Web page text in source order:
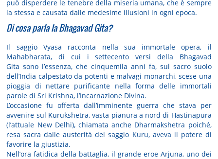
può disperdere le tenebre della miseria umana, che è sempre
la stessa e causata dalle medesime illusioni in ogni epoca.
Di cosa parla la Bhagavad Gita?
Il saggio Vyasa racconta nella sua immortale opera, il
Mahabharata, di cui i settecento versi della Bhagavad
Gita sono l’essenza, che cinquemila anni fa, sul sacro suolo
dell’India calpestato da potenti e malvagi monarchi, scese una
pioggia di nettare purificante nella forma delle immortali
parole di Sri Krishna, l’Incarnazione Divina.
L’occasione fu offerta dall’imminente guerra che stava per
avvenire sul Kurukshetra, vasta pianura a nord di Hastina­pura
(l’attuale New Delhi), chiamata anche Dharmakshetra poiché,
resa sacra dalle austerità del saggio Kuru, aveva il potere di
favorire la giustizia.
Nell’ora fatidica della battaglia, il grande eroe Arjuna, uno dei